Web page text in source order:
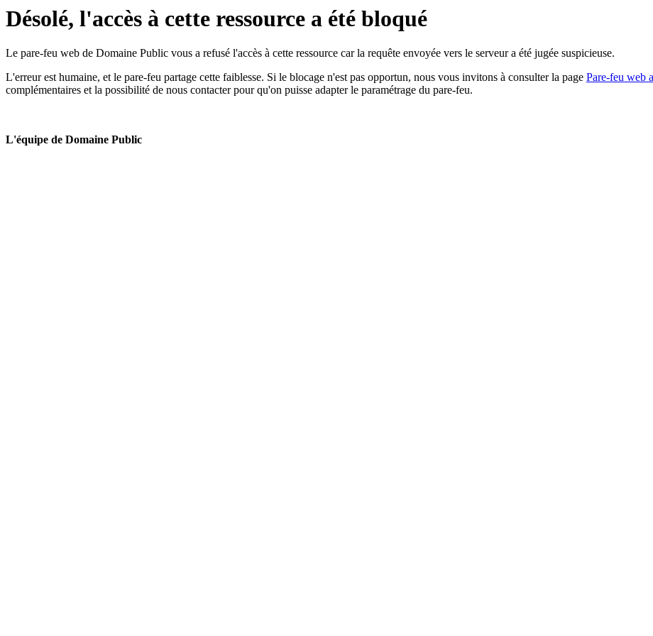
Désolé, l'accès à cette ressource a été bloqué
Le pare-feu web de Domaine Public vous a refusé l'accès à cette ressource car la requête envoyée vers le serveur a été jugée suspicieuse.
L'erreur est humaine, et le pare-feu partage cette faiblesse. Si le blocage n'est pas opportun, nous vous invitons à consulter la page Pare-feu web
complémentaires et la possibilité de nous contacter pour qu'on puisse adapter le paramétrage du pare-feu.
L'équipe de Domaine Public